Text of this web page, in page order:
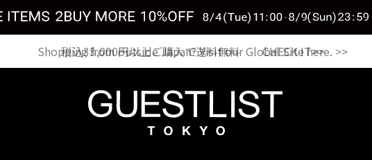
税込33,000円以上ご購入で送料無料 CHECK IT>>